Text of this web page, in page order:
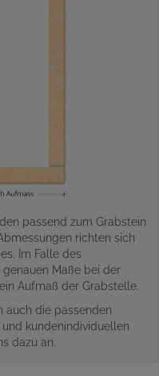
passend zum Grabstein
richten sich
Im Falle des
Maße bei der
Aufmaß der Grabstelle.
auch die passenden
kundenindividuellen
dazu an.